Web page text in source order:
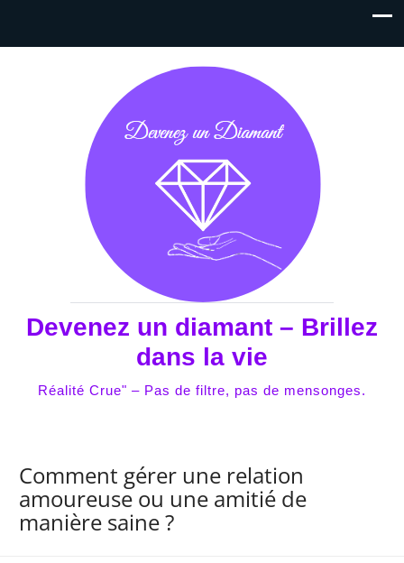
Devenez un diamant – Brillez
dans la vie
Réalité Crue" – Pas de filtre, pas de mensonges.
Comment gérer une relation
amoureuse ou une amitié de
manière saine ?